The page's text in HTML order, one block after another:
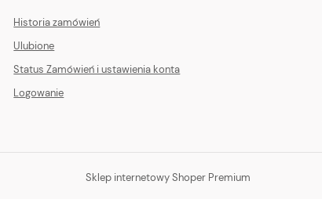
Historia zamówień
Ulubione
Status Zamówień i ustawienia konta
Logowanie
Sklep internetowy Shoper Premium